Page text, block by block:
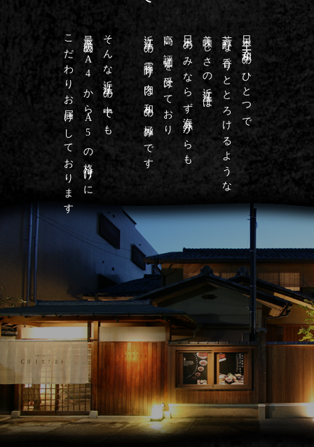
日本三大和牛のひとつで
芳醇な香りととろけるような
美味しさの近江牛は
日本のみならず海外からも
高い評価を受けており
近江牛の霜降り肉は和牛の極みです
そんな近江牛の中でも
最高級のA4からA5の格付けに
こだわりお届けしております